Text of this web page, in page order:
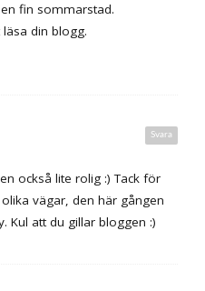
fin sommarstad.
din blogg.
Svara
också lite rolig :) Tack för
vägar, den här gången
Kul att du gillar bloggen :)